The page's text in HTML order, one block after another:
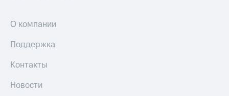
О компании
Поддержка
Контакты
Новости